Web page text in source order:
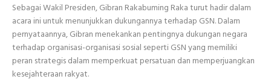
Sebagai Wakil Presiden, Gibran Rakabuming Raka turut hadir dalam
acara ini untuk menunjukkan dukungannya terhadap GSN. Dalam
pernyataannya, Gibran menekankan pentingnya dukungan negara
terhadap organisasi-organisasi sosial seperti GSN yang memiliki
peran strategis dalam memperkuat persatuan dan memperjuangkan
kesejahteraan rakyat.